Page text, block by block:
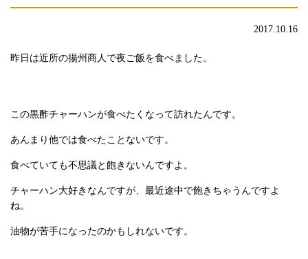
2017.10.16
昨日は近所の揚州商人で夜ご飯を食べました。
この黒酢チャーハンが食べたくなって訪れたんです。
あんまり他では食べたことないです。
食べていても不思議と飽きないんですよ。
チャーハン大好きなんですが、最近途中で飽きちゃうんですよ
ね。
油物が苦手になったのかもしれないです。